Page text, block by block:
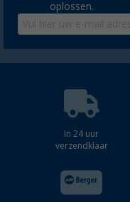
oplossen.
In 24 uur
verzendklaar